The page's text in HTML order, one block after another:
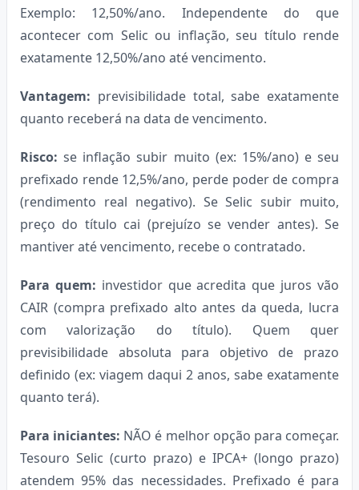
Exemplo: 12,50%/ano. Independente do que
acontecer com Selic ou inflação, seu título rende
exatamente 12,50%/ano até vencimento.
Vantagem: previsibilidade total, sabe exatamente
quanto receberá na data de vencimento.
Risco: se inflação subir muito (ex: 15%/ano) e seu
prefixado rende 12,5%/ano, perde poder de compra
(rendimento real negativo). Se Selic subir muito,
preço do título cai (prejuízo se vender antes). Se
mantiver até vencimento, recebe o contratado.
Para quem: investidor que acredita que juros vão
CAIR (compra prefixado alto antes da queda, lucra
com valorização do título). Quem quer
previsibilidade absoluta para objetivo de prazo
definido (ex: viagem daqui 2 anos, sabe exatamente
quanto terá).
Para iniciantes: NÃO é melhor opção para começar.
Tesouro Selic (curto prazo) e IPCA+ (longo prazo)
atendem 95% das necessidades. Prefixado é para